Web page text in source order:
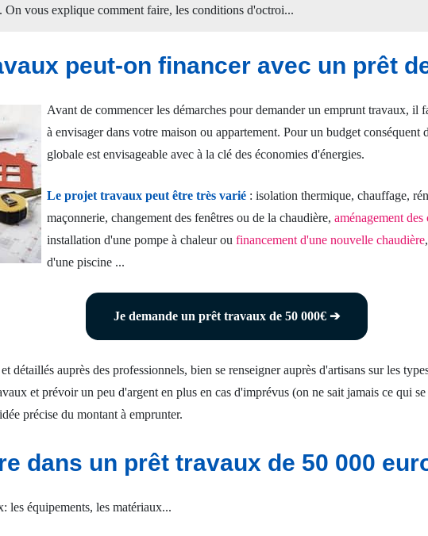
On vous explique comment faire, les conditions d'octroi...
peut-on financer avec un prêt
Avant de commencer les démarches pour demander un emprunt travaux, il
à envisager dans votre maison ou appartement. Pour un budget
globale est envisageable avec à la clé des économies d'énergies.
Le projet travaux peut être très varié : isolation thermique, chauffage,
maçonnerie, changement des fenêtres ou de la chaudière, aménagement des
installation d'une pompe à chaleur ou financement d'une nouvelle chaudière
d'une piscine ...
je demande un prêt travaux de 50 000€ ➔
détaillés auprès des professionnels, bien se renseigner auprès d'artisans sur les
et prévoir un peu d'argent en plus en cas d'imprévus (on ne sait jamais ce qui
précise du montant à emprunter.
dans un prêt travaux de 50 000
les équipements, les matériaux...